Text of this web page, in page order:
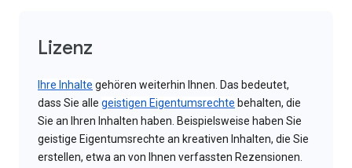
Lizenz
Ihre Inhalte gehören weiterhin Ihnen. Das bedeutet,
dass Sie alle geistigen Eigentumsrechte behalten, die
Sie an Ihren Inhalten haben. Beispielsweise haben Sie
geistige Eigentumsrechte an kreativen Inhalten, die Sie
erstellen, etwa an von Ihnen verfassten Rezensionen.